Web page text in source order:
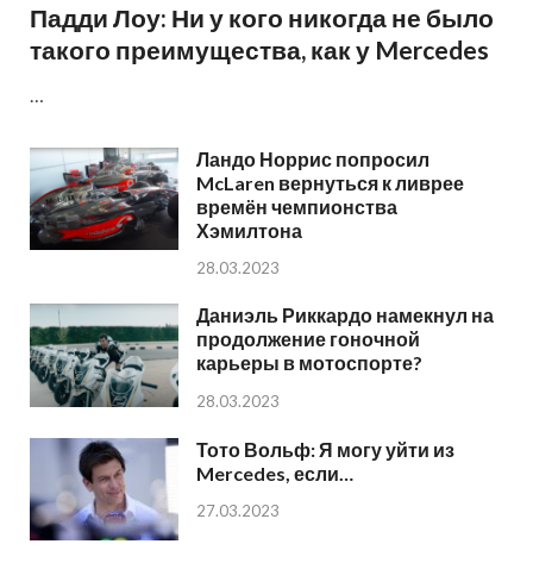
Падди Лоу: Ни у кого никогда не было
такого преимущества, как у Mercedes
Ландо Норрис попросил
McLaren вернуться к ливрее
времён чемпионства
Хэмилтона
28.03.2023
Даниэль Риккардо намекнул на
продолжение гоночной
карьеры в мотоспорте?
28.03.2023
Тото Вольф: Я могу уйти из
Mercedes, если…
27.03.2023